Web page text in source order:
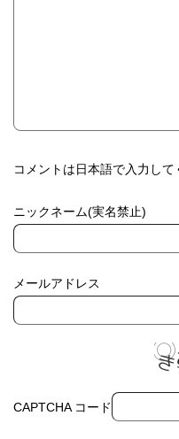
コメントは日本語で入力し
ニックネーム(実名禁止)
メールアドレス
CAPTCHA コード